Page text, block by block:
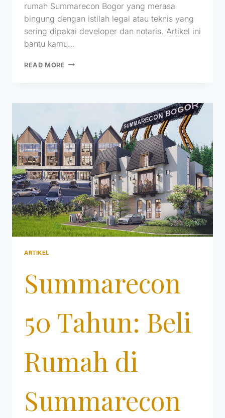
rumah Summarecon Bogor yang merasa
bingung dengan istilah legal atau teknis yang
sering dipakai developer dan notaris. Artikel ini
bantu kamu…
READ MORE
ARTIKEL
Summarecon
50 Tahun: Beli
Rumah di
Summarecon